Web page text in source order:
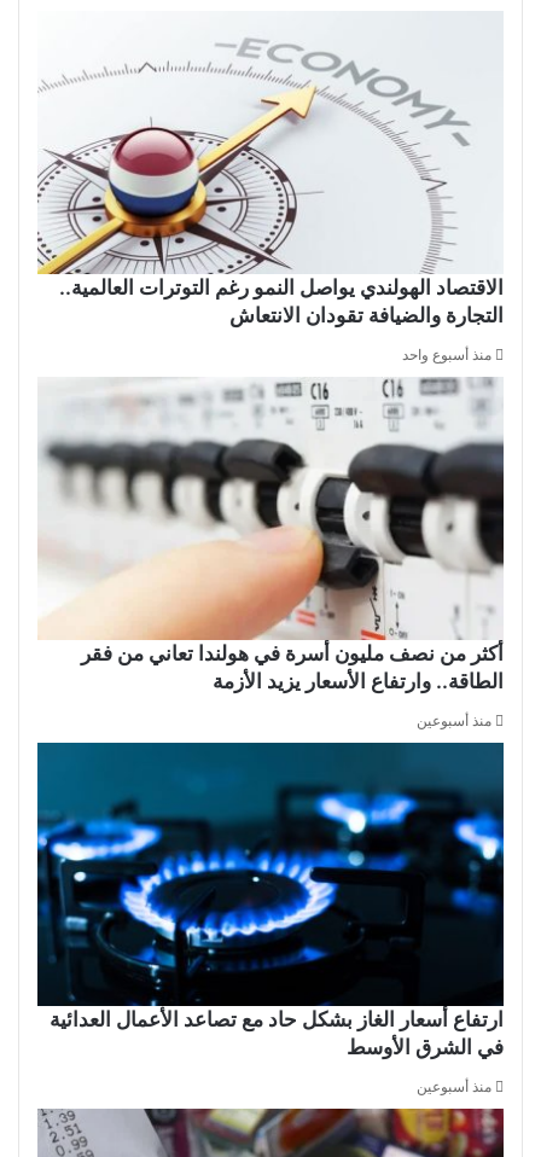
الاقتصاد الهولندي يواصل النمو رغم التوترات العالمية..
التجارة والضيافة تقودان الانتعاش
منذ أسبوع واحد
أكثر من نصف مليون أسرة في هولندا تعاني من فقر
الطاقة.. وارتفاع الأسعار يزيد الأزمة
منذ أسبوعين
ارتفاع أسعار الغاز بشكل حاد مع تصاعد الأعمال العدائية
في الشرق الأوسط
منذ أسبوعين